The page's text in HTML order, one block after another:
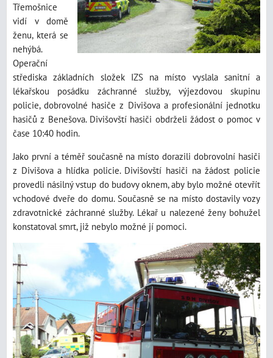
Třemošnice
vidí v domě
ženu, která se
nehýbá.
Operační
střediska základních složek IZS na místo vyslala sanitní a
lékařskou posádku záchranné služby, výjezdovou skupinu
policie, dobrovolné hasiče z Divišova a profesionální jednotku
hasičů z Benešova. Divišovští hasiči obdrželi žádost o pomoc v
čase 10:40 hodin.
Jako první a téměř současně na místo dorazili dobrovolní hasiči
z Divišova a hlídka policie. Divišovští hasiči na žádost policie
provedli násilný vstup do budovy oknem, aby bylo možné otevřít
vchodové dveře do domu. Současně se na místo dostavily vozy
zdravotnické záchranné služby. Lékař u nalezené ženy bohužel
konstatoval smrt, již nebylo možné jí pomoci.